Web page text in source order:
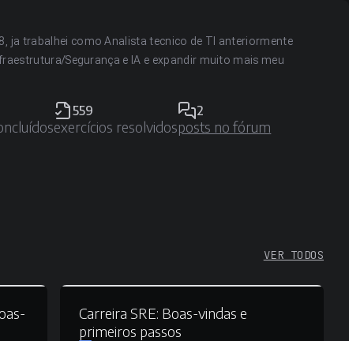
ja trabalhei como Analista tecnico de TI anteriormente
Segurança e IA e expandir muito mais meu
559
exercícios resolvidos
2
posts no fórum
VER TODOS
Carreira SRE: Boas-vindas e
primeiros passos